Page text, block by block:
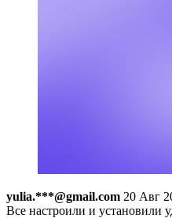
yulia.***@gmail.com 20 Авг
Все настроили и установили